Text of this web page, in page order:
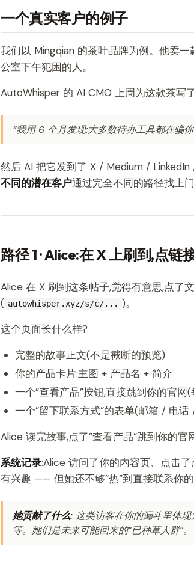
一个真实客户的例子
我们以 Mingqian 的茶叶品牌为例。他卖一
公室下午犯困的人。
AutoWhisper 的 AI CMO 上周为这款茶写
“我用 6 个月发现:大多数待办工具都在骗
然后 AI 把它发到了 X / Medium /
不同的潜在客户通过完全不同的路径找上门
路径 1 · Alice:在 X 上刷到,点链
Alice 在 X 刷到这条帖子,觉得有意思,点了
( autowhisper.xyz/s/c/... )。
这个页面长什么样?
完整的故事正文(不是截断的预览)
你的产品卡片:主图 + 产品名 + 简介
一个”查看产品”按钮,直接跳到你的官
一个”留下联系方式”的表单(邮箱 / 电
Alice 读完故事,点了”查看产品”跳到你的官
系统记录:Alice 访问了你的内容页、点击
有兴趣 —— 但她还不够”热”到直接联系你的
她贡献了什么: 这类访客在你的漏斗里体现
等。她们是未来可能回来的”已种草人群”。